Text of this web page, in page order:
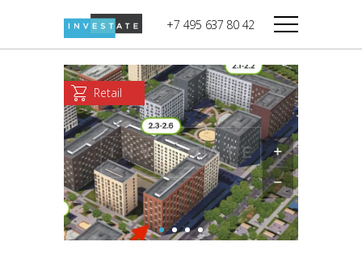
+7 495 637 80 42
Дикси
Верный
Мираторг
Магнолия
В башне
Башня Федерация-II
Запад
Башня Федерация-I
Восток
Город Столиц,
Северный блок
Город Столиц,
Южный блок
Retail